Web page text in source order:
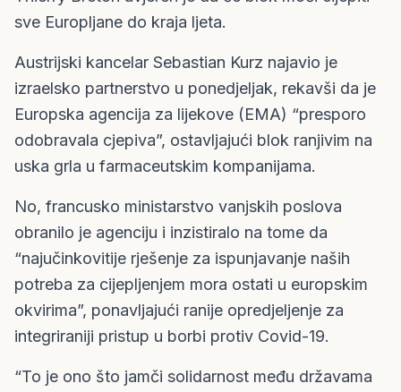
sve Europljane do kraja ljeta.
Austrijski kancelar Sebastian Kurz najavio je
izraelsko partnerstvo u ponedjeljak, rekavši da je
Europska agencija za lijekove (EMA) “presporo
odobravala cjepiva”, ostavljajući blok ranjivim na
uska grla u farmaceutskim kompanijama.
No, francusko ministarstvo vanjskih poslova
obranilo je agenciju i inzistiralo na tome da
“najučinkovitije rješenje za ispunjavanje naših
potreba za cijepljenjem mora ostati u europskim
okvirima”, ponavljajući ranije opredjeljenje za
integriraniji pristup u borbi protiv Covid-19.
“To je ono što jamči solidarnost među državama